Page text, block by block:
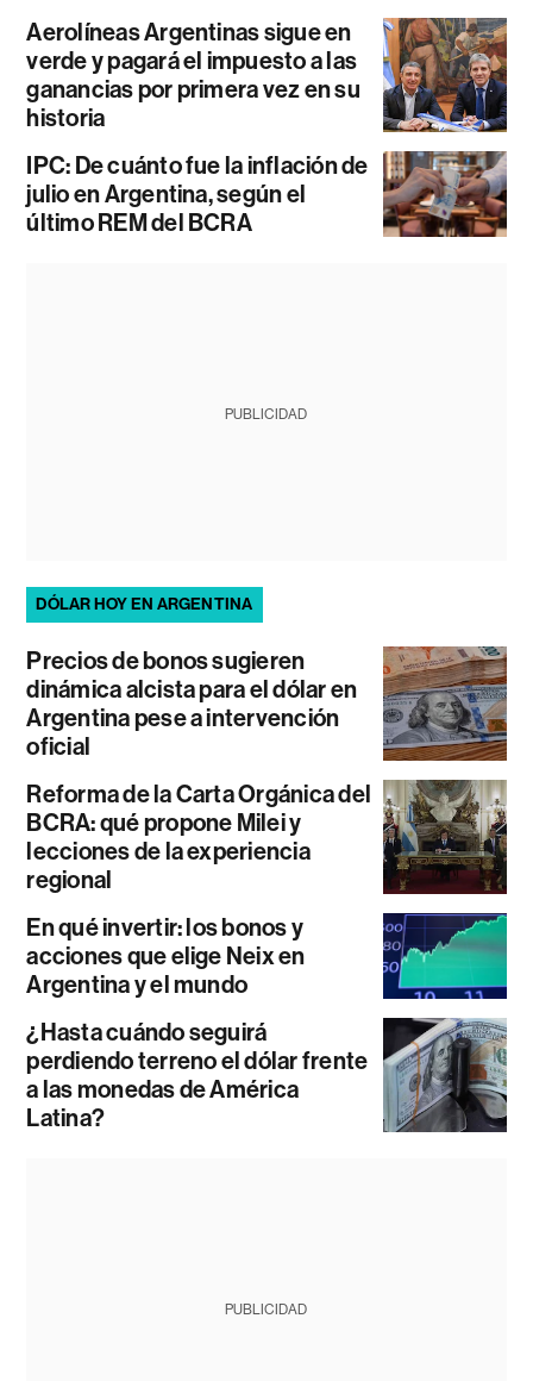
Aerolíneas Argentinas sigue en
verde y pagará el impuesto a las
ganancias por primera vez en su
historia
IPC: De cuánto fue la inflación de
julio en Argentina, según el
último REM del BCRA
PUBLICIDAD
DÓLAR HOY EN ARGENTINA
Precios de bonos sugieren
dinámica alcista para el dólar en
Argentina pese a intervención
oficial
Reforma de la Carta Orgánica del
BCRA: qué propone Milei y
lecciones de la experiencia
regional
En qué invertir: los bonos y
acciones que elige Neix en
Argentina y el mundo
¿Hasta cuándo seguirá
perdiendo terreno el dólar frente
a las monedas de América
Latina?
PUBLICIDAD